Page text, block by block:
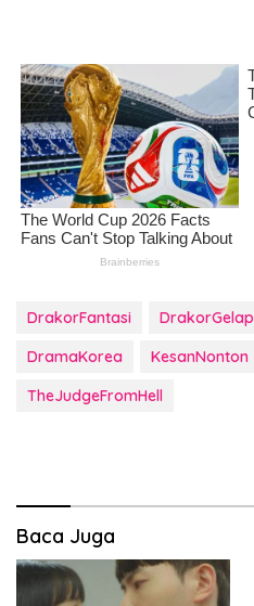
DrakorFantasi DrakorGelap
DramaKorea
KesanNonton
TheJudgeFromHell
Baca Juga